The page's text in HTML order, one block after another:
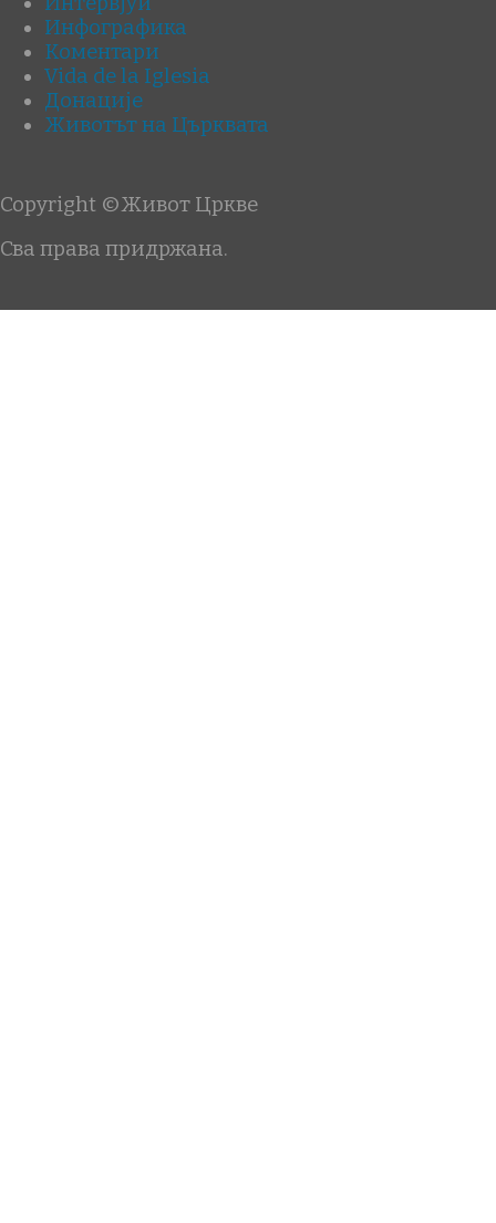
Инфографика
Коментари
Vida de la Iglesia
Донације
Животът на Църквата
Copyright ©Живот Цркве
Сва права придржана.